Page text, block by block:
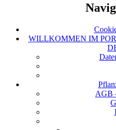
WILLKOMMEN IM
AGB